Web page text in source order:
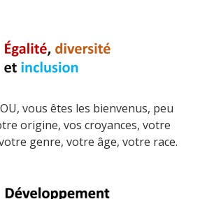
vous êtes les bienvenus, peu
origine, vos croyances, votre
genre, votre âge, votre race.